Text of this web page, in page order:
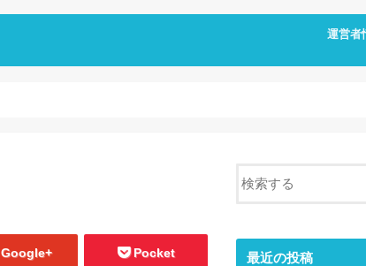
運営者
Google+ Pocket 最近の投稿